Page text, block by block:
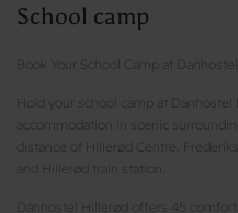
School camp
Book Your School Camp at Danhostel
Hold your school camp at Danhostel
accommodation in scenic
distance of Hillerød Centre,
and Hillerød train station.
Danhostel Hillerød offers 45